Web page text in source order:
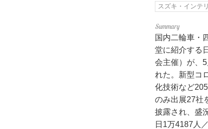
スズキ・インテ
国内二輪車・
堂に紹介する
会主催）が、
れた。新型コ
化技術など
のみ出展27社
披露され、盛
日1万4187人